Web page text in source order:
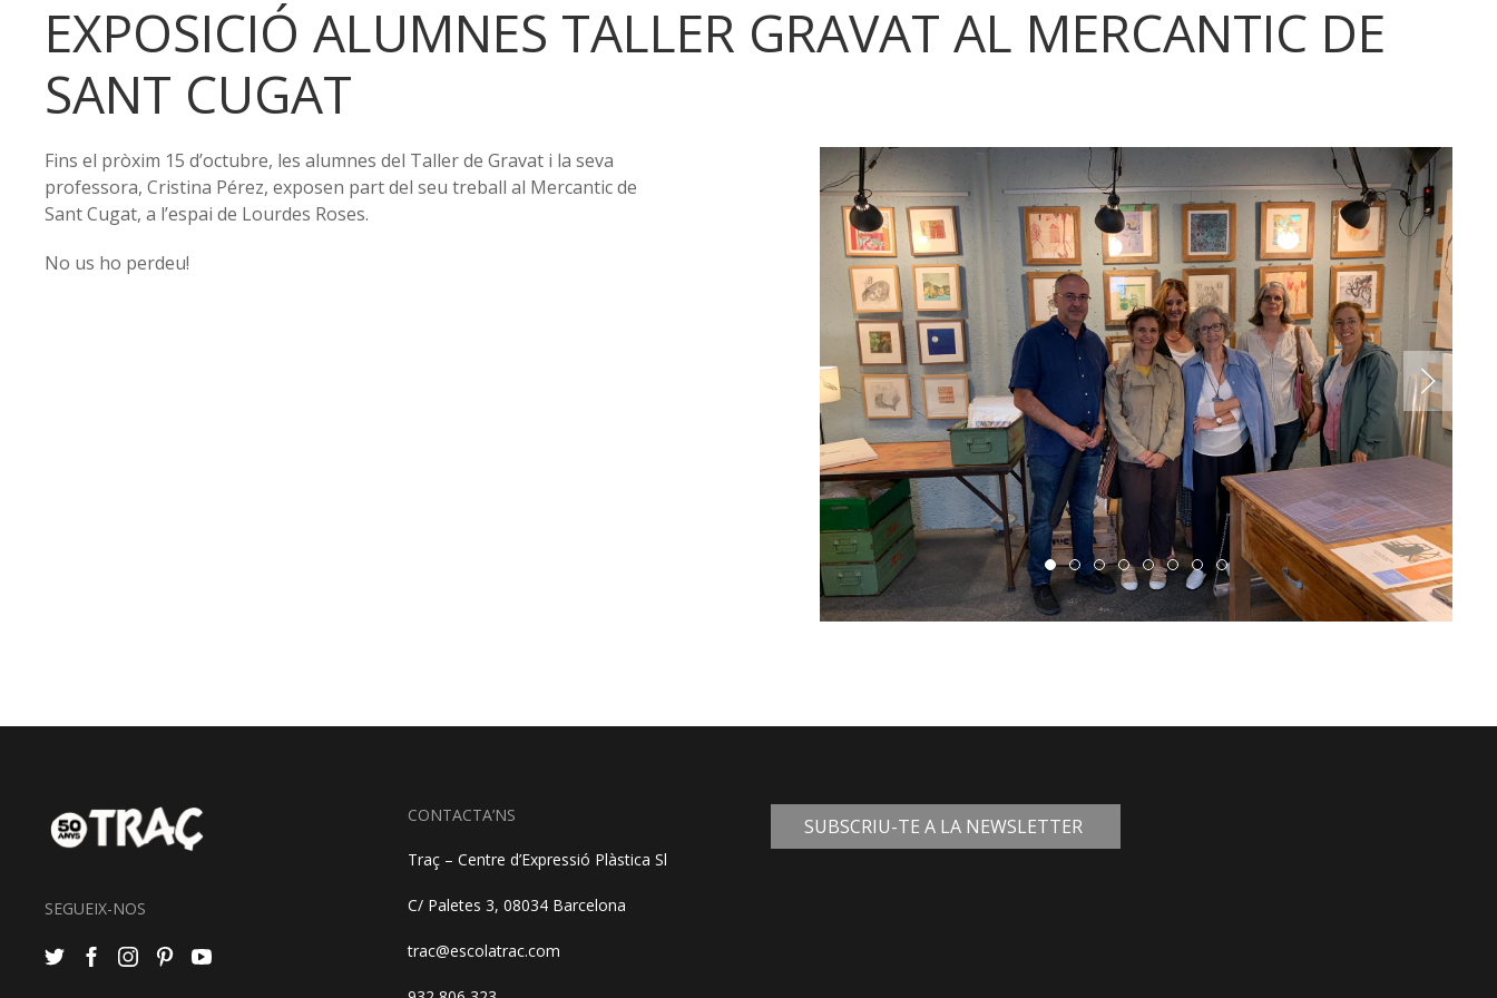
EXPOSICIÓ ALUMNES TALLER GRAVAT AL MERCANTIC DE
SANT CUGAT
Fins el pròxim 15 d’octubre, les alumnes del Taller de Gravat i la seva
professora, Cristina Pérez, exposen part del seu treball al Mercantic de
Sant Cugat, a l’espai de Lourdes Roses.
No us ho perdeu!
SEGUEIX-NOS
CONTACTA’NS
Traç – Centre d’Expressió Plàstica Sl
C/ Paletes 3, 08034 Barcelona
trac@escolatrac.com
SUBSCRIU-TE A LA NEWSLETTER